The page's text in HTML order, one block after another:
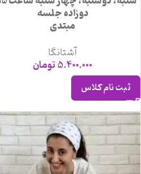
دوزاده جلسه
مبتدی
آشتانگا
5.400.000تومان
ثبت نام کلاس